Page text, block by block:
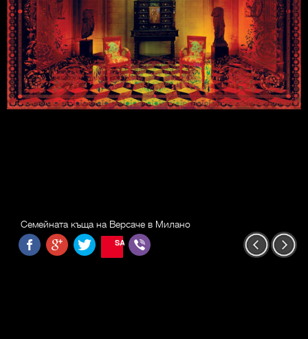
Семейната къща на Версаче в Милано
SAVE